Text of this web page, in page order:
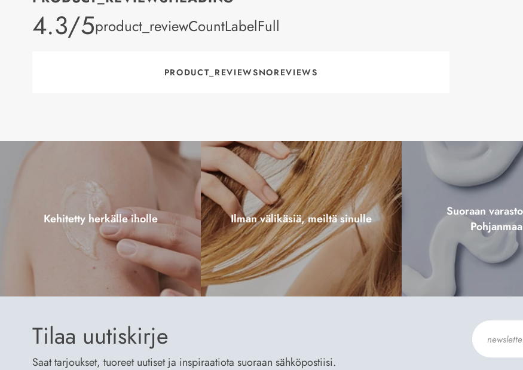
product_rating
4.3/5product_reviewCountLabelFull
PRODUCT_REVIEWSNOREVIEWS
Kehitetty herkälle iholle Ilman välikäsiä, meiltä sinulle
Suoraan
Tilaa uutiskirje
Saat tarjoukset, tuoreet uutiset ja inspiraatiota suoraan sähköpostiisi.